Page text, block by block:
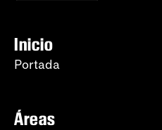
Inicio
Portada
Áreas